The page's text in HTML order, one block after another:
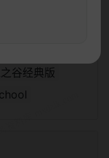
谷经典版